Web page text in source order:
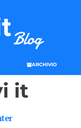
ARCHIVIO
it